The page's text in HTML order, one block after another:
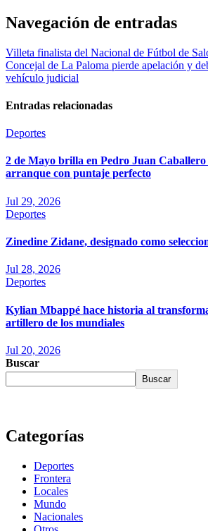
Navegación de entradas
Villeta finalista del Nacional de Fútbol de
Concejal de La Paloma pierde apelación y
vehículo judicial
Entradas relacionadas
Deportes
2 de Mayo brilla en Pedro Juan
arranque con puntaje perfecto
Jul 29, 2026
Deportes
Zinedine Zidane, designado como
Jul 28, 2026
Deportes
Kylian Mbappé hace historia al
artillero de los mundiales
Jul 20, 2026
Buscar
Buscar
Categorías
Deportes
Frontera
Locales
Mundo
Nacionales